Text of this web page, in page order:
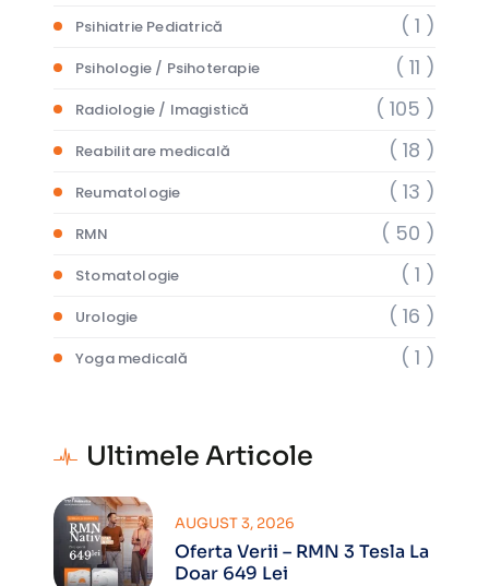
Psihiatrie Pediatrică ( 1 )
Psihologie / Psihoterapie ( 11 )
Radiologie / Imagistică ( 105 )
Reabilitare medicală ( 18 )
Reumatologie ( 13 )
RMN ( 50 )
Stomatologie ( 1 )
Urologie ( 16 )
Yoga medicală ( 1 )
Ultimele Articole
Oferta Verii – RMN 3 Tesla La
Doar 649 Lei
AUGUST 3, 2026